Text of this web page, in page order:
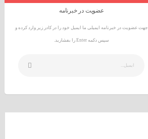
عضویت در خبرنامه
جهت عضویت در خبرنامه ایمیلی ما ایمیل خود را در کادر زیر وارد کرده و
سپس دکمه Enter را بفشارید.